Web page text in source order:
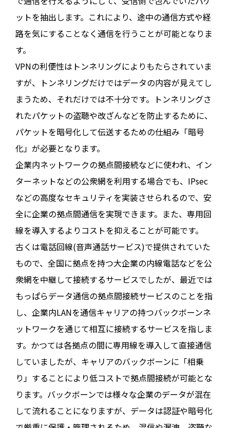
ットを抽出します。これにより、途中の通信方式や経
路を気にすることなく通信を行うことが可能となりま
す。
VPNの利便性はトンネリングによりもたらされていま
すが、トンネリングだけではデータの内容が見えてし
まうため、それだけでは不十分です。トンネリングさ
れたパケットの盗聴や改ざんなどを防止するために、
パケットを暗号化して伝送するための仕組み「暗号
化」が必要となります。
企業内ネットワークの拠点間接続などに使われ、イン
ターネットなどの公衆網を利用する場合でも、IPsec
などの高度なセキュリティを実装させられるので、安
全に企業の拠点間通信を実現できます。また、専用回
線を導入するよりコストを抑えることが可能です。
古くは電話回線(音声通話サービス)で提供されていた
もので、全国に拠点を持つ大企業の内線電話などを公
衆網を中継して接続するサービスでしたが、最近では
もっぱらデータ通信の拠点間接続サービスのことを指
し、企業内LANを通信キャリアの持つバックボーンネ
ットワークを通じて相互に接続するサービスを指しま
す。かつては各拠点の間に専用線を導入して直接通信
していましたが、キャリアのバックボーンに「相乗
り」することにより低コストで拠点間接続が可能とな
ります。バックボーンでは様々な企業のデータが混在
して流れることになりますが、データは認証や暗号化